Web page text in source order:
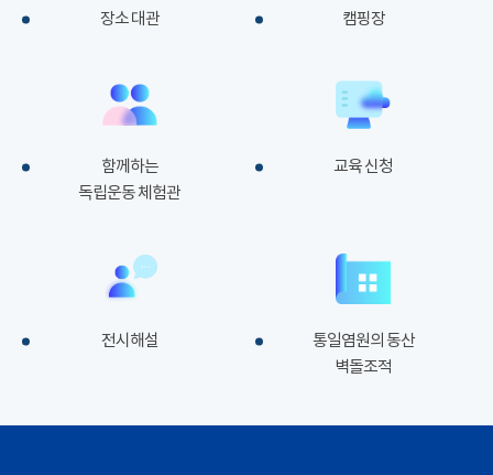
장소 대관 캠핑장
함께하는
독립운동 체험관
교육 신청
전시해설
통일염원의 동산
벽돌조적